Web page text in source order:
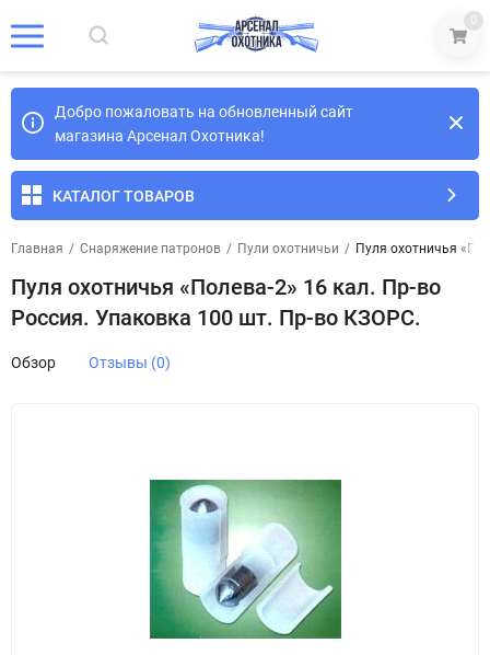
0
Добро пожаловать на обновленный сайт
магазина Арсенал Охотника!
КАТАЛОГ ТОВАРОВ
Главная / Снаряжение патронов / Пули охотничьи / Пуля охотничья
Пуля охотничья «Полева-2» 16 кал. Пр-во
Россия. Упаковка 100 шт. Пр-во КЗОРС.
Обзор Отзывы (0)